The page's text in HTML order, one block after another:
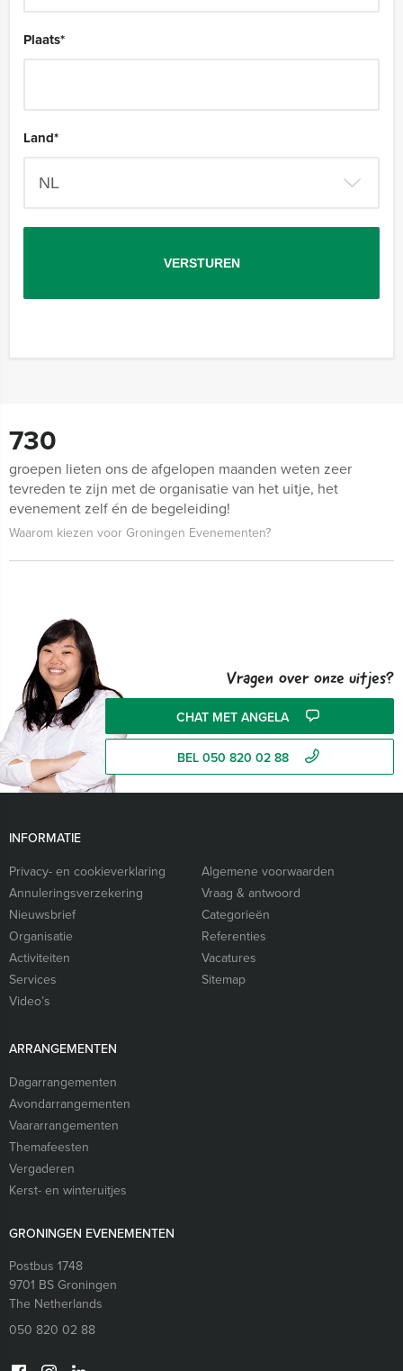
Plaats*
Land*
730
groepen lieten ons de afgelopen maanden weten zeer
tevreden te zijn met de organisatie van het uitje, het
evenement zelf én de begeleiding!
Waarom kiezen voor Groningen Evenementen?
Vragen over onze uitjes?
CHAT MET ANGELA
BEL 050 820 02 88
INFORMATIE
Privacy- en cookieverklaring
Algemene voorwaarden
Annuleringsverzekering
Vraag & antwoord
Nieuwsbrief
Categorieën
Organisatie
Referenties
Activiteiten
Vacatures
Services
Sitemap
Video’s
ARRANGEMENTEN
Dagarrangementen
Avondarrangementen
Vaararrangementen
Themafeesten
Vergaderen
Kerst- en winteruitjes
GRONINGEN EVENEMENTEN
Postbus 1748
9701 BSGroningen
The Netherlands
050 820 02 88